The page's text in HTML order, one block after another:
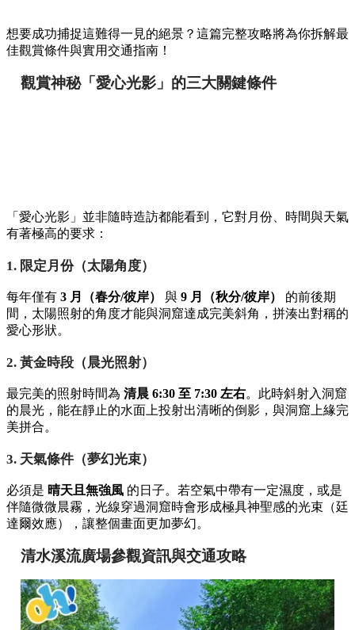
想要成功捕捉這難得一見的絕景？這篇完整攻略將為你拆解最
佳觀賞條件與實用交通指南！
觀賞神秘「愛心光影」的三大關鍵條件
「愛心光影」並非隨時造訪都能看到，它對月份、時間與天氣
有著極高的要求：
1. 限定月份（太陽角度）
每年僅有 3 月（春分/彼岸） 與 9 月（秋分/彼岸）
的前後期
間，太陽照射的角度才能與洞窟達成完美斜角，拼湊出對稱的
愛心形狀。
2. 黃金時段（晨光照射）
最完美的照射時間為 清晨 6:30 至 7:30 左右。此時斜射入洞窟
的晨光，能在靜止的水面上投射出清晰的倒影，與洞窟上緣完
美拼合。
3. 天氣條件（夢幻光束）
必須是 晴天且無強風 的日子。若空氣中帶有一定濕度，或是
伴隨微微晨霧，光線穿過洞窟時會形成極具神聖感的光束（廷
達爾效應），讓整個畫面更加夢幻。
清水溪流廣場參觀資訊與交通攻略